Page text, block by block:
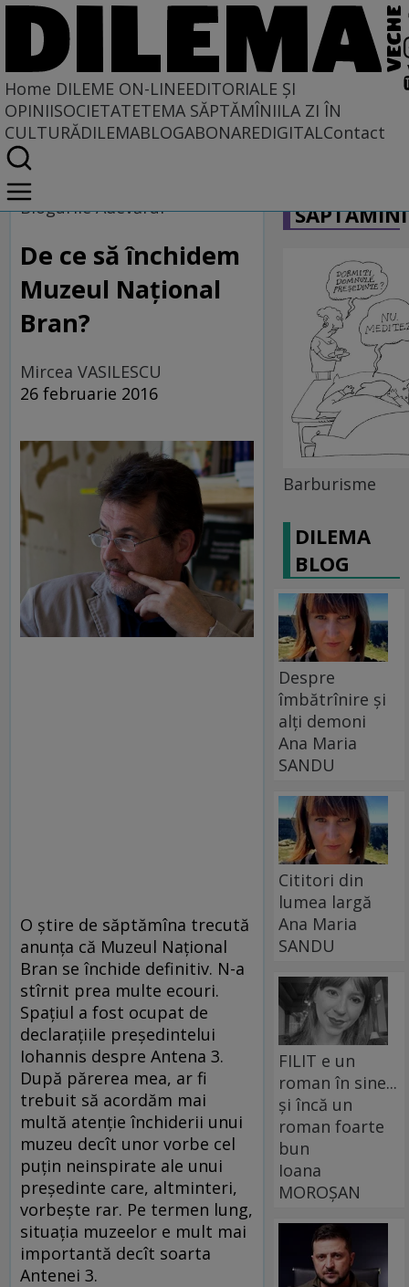
Home DILEME ON-LINEEDITORIALE ȘI
OPINIISOCIETATETEMA SĂPTĂMÎNIILA ZI ÎN
CULTURĂDILEMABLOGABONAREDIGITALContact
Home
Dileme on-line
Blogurile Adevărul
De ce să închidem
Muzeul Naţional
Bran?
Mircea VASILESCU
26 februarie 2016
O ştire de săptămîna trecută
anunţa că Muzeul Naţional
Bran se închide definitiv. N-a
stîrnit prea multe ecouri.
Spaţiul a fost ocupat de
declaraţiile preşedintelui
Iohannis despre Antena 3.
După părerea mea, ar fi
trebuit să acordăm mai
multă atenţie închiderii unui
muzeu decît unor vorbe cel
puţin neinspirate ale unui
preşedinte care, altminteri,
vorbeşte rar. Pe termen lung,
situaţia muzeelor e mult mai
importantă decît soarta
Antenei 3.
Barburisme
DILEMA
BLOG
Despre
îmbătrînire și
alți demoni
Ana Maria
SANDU
Cititori din
lumea largă
Ana Maria
SANDU
FILIT e un
roman în sine...
și încă un
roman foarte
bun
Ioana
MOROȘAN